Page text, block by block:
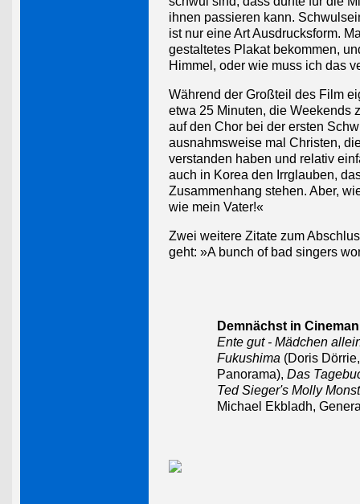
ihnen passieren kann.
ist nur eine Art Ausdrucksform.
gestaltetes Plakat bekommen,
Himmel, oder wie muss ich das
Während der Großteil des Film
etwa 25 Minuten, die Weekends
auf den Chor bei der ersten
ausnahmsweise mal Christen,
verstanden haben und relativ
auch in Korea den Irrglauben,
Zusammenhang stehen. Aber,
wie mein Vater!«
Zwei weitere Zitate zum
geht: »A bunch of bad singers
Demnächst in
Ente gut - Mädchen
Fukushima (Doris
Panorama), Das
Ted Sieger's Molly
Michael Ekbladh,